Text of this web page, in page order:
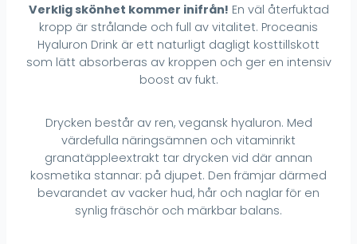
Verklig skönhet kommer inifrån! En väl återfuktad
kropp är strålande och full av vitalitet. Proceanis
Hyaluron Drink är ett naturligt dagligt kosttillskott
som lätt absorberas av kroppen och ger en intensiv
boost av fukt.
Drycken består av ren, vegansk hyaluron. Med
värdefulla näringsämnen och vitaminrikt
granatäppleextrakt tar drycken vid där annan
kosmetika stannar: på djupet. Den främjar därmed
bevarandet av vacker hud, hår och naglar för en
synlig fräschör och märkbar balans.